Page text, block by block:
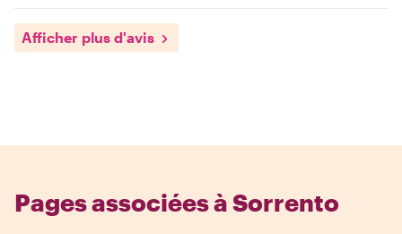
Afficher plus d'avis
Pages associées à Sorrento